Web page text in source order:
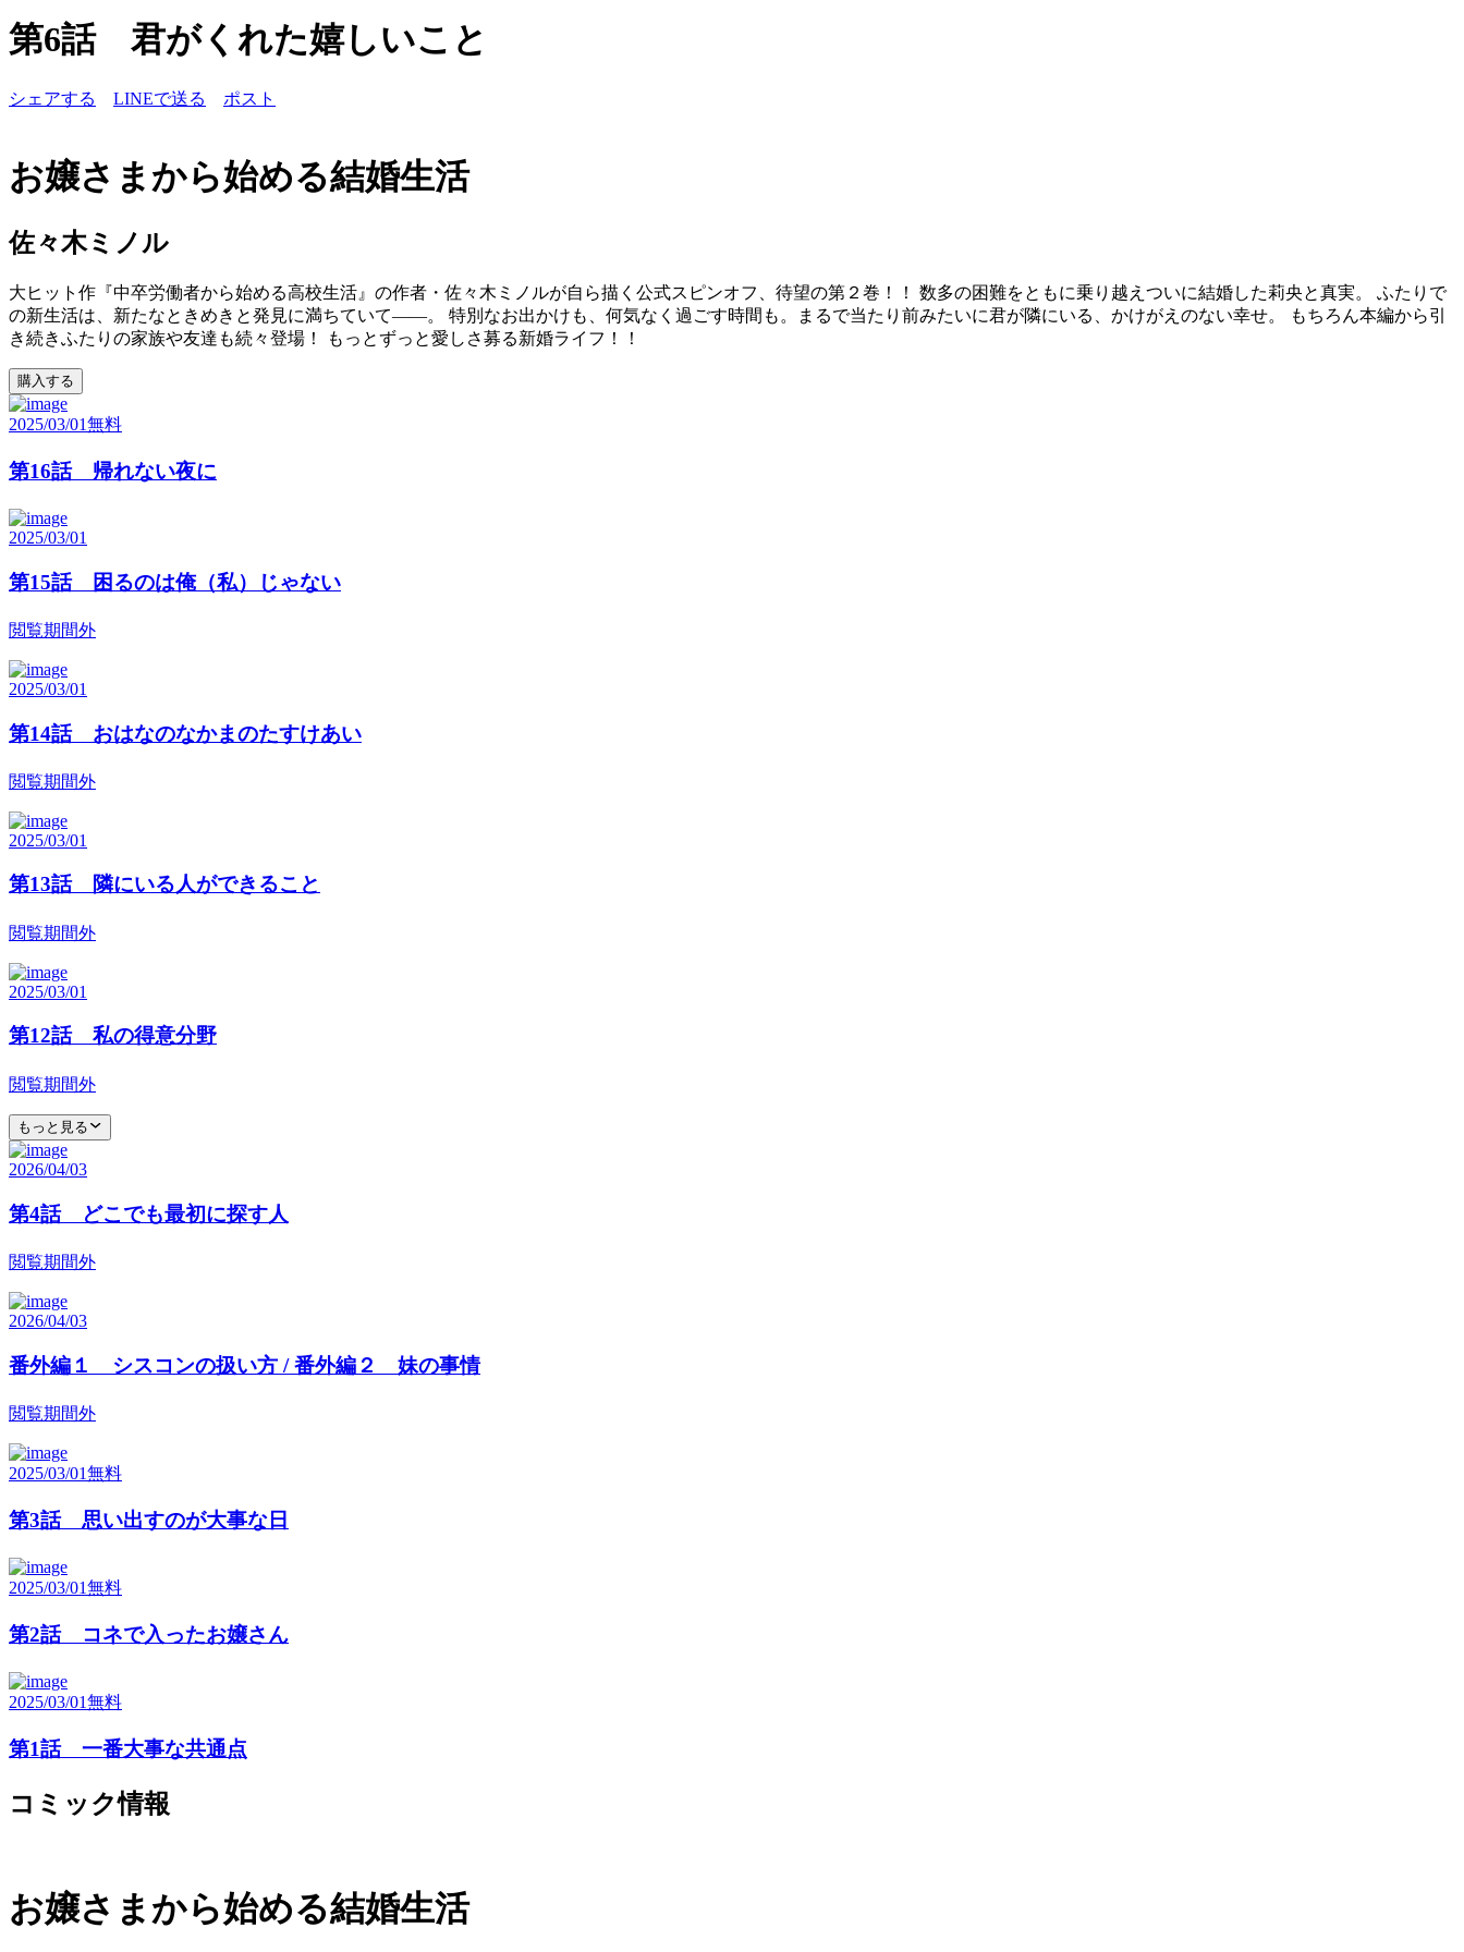
第6話 君がくれた嬉しいこと
シェアする LINEで送る ポスト
お嬢さまから始める結婚生活
佐々木ミノル
大ヒット作『中卒労働者から始める高校生活』の作者・佐々木ミノルが自ら描く公式スピンオフ、待望の第２巻！！ 数多の困難をともに乗り越えついに結婚した莉央と真実。 ふたりで
の新生活は、新たなときめきと発見に満ちていて——。 特別なお出かけも、何気なく過ごす時間も。まるで当たり前みたいに君が隣にいる、かけがえのない幸せ。 もちろん本編から引
き続きふたりの家族や友達も続々登場！ もっとずっと愛しさ募る新婚ライフ！！
購入する
2025/03/01無料
第16話 帰れない夜に
2025/03/01
第15話 困るのは俺（私）じゃない
閲覧期間外
2025/03/01
第14話 おはなのなかまのたすけあい
閲覧期間外
2025/03/01
第13話 隣にいる人ができること
閲覧期間外
2025/03/01
第12話 私の得意分野
閲覧期間外
もっと見る
2026/04/03
第4話 どこでも最初に探す人
閲覧期間外
2026/04/03
番外編１ シスコンの扱い方 / 番外編２ 妹の事情
閲覧期間外
2025/03/01無料
第3話 思い出すのが大事な日
2025/03/01無料
第2話 コネで入ったお嬢さん
2025/03/01無料
第1話 一番大事な共通点
コミック情報
お嬢さまから始める結婚生活